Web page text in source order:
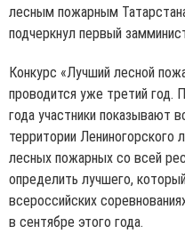
лесным пожарным
подчеркнул первый
Конкурс «Лучший лесной
проводится уже третий год.
года участники показывают
территории
лесных пожарных со всей
определить лучшего,
всероссийских
в сентябре этого года.